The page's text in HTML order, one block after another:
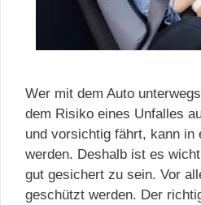
Wer mit dem Auto
dem Risiko eines Unfalles
und vorsichtig fährt, kann in
werden. Deshalb ist es
gut gesichert zu sein. Vor
geschützt werden. Der